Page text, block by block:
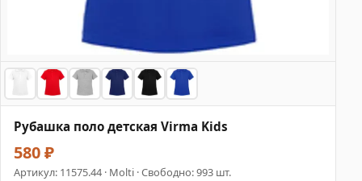
Рубашка поло детская Virma Kids
580 ₽
Артикул: 11575.44 · Molti · Свободно: 993 шт.